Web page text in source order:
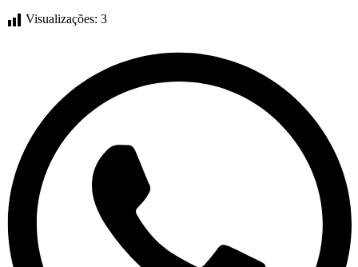
Visualizações: 3